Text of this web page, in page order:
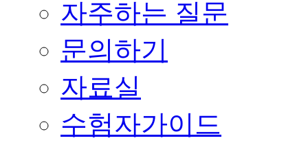
자주하는 질문
문의하기
자료실
수험자가이드